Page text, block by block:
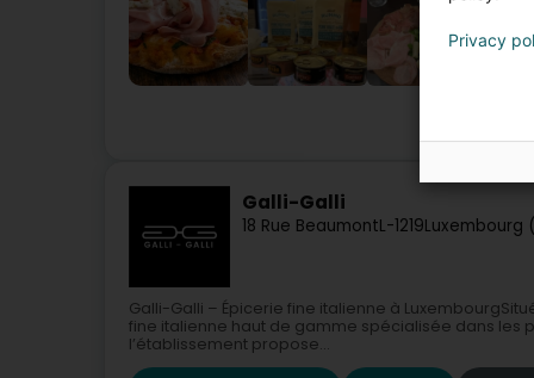
Galli-Galli
18 Rue BeaumontL-1219Luxembourg
Galli-Galli – Épicerie fine italienne à
fine italienne haut de gamme spécialisée dans les
l’établissement propose...
Privacy